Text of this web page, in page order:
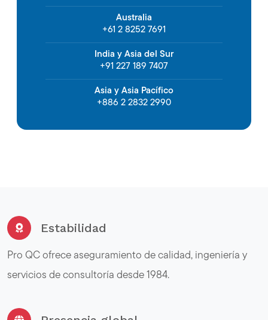
Australia
+61 2 8252 7691
India y Asia del Sur
+91 227 189 7407
Asia y Asia Pacífico
+886 2 2832 2990
Estabilidad
Pro QC ofrece aseguramiento de calidad, ingeniería y
servicios de consultoría desde 1984.